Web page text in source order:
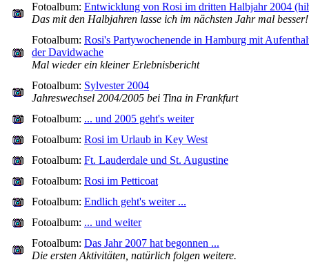
Fotoalbum: Entwicklung von Rosi im dritten Halbjahr 2004
Das mit den Halbjahren lasse ich im nächsten Jahr mal besser!
Fotoalbum: Rosi's Partywochenende in Hamburg mit
der Davidwache
Mal wieder ein kleiner Erlebnisbericht
Fotoalbum: Sylvester 2004
Jahreswechsel 2004/2005 bei Tina in Frankfurt
Fotoalbum: ... und 2005 geht's weiter
Fotoalbum: Rosi im Urlaub in Key West
Fotoalbum: Ft. Lauderdale und St. Augustine
Fotoalbum: Rosi im Petticoat
Fotoalbum: Endlich geht's weiter ...
Fotoalbum: ... und weiter
Fotoalbum: Das Jahr 2007 hat begonnen ...
Die ersten Aktivitäten, natürlich folgen weitere.